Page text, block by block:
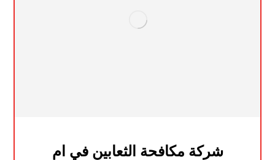
شركة مكافحة الثعابين في ام